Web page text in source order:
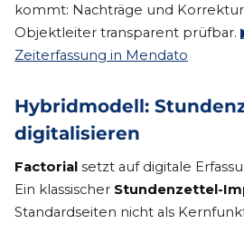
kommt: Nachträge und
Objektleiter transparent prüfbar.
Zeiterfassung in Mendato
Hybridmodell:
digitalisieren
Factorial setzt auf digitale
Ein klassischer Stundenzettel-
Standardseiten nicht als